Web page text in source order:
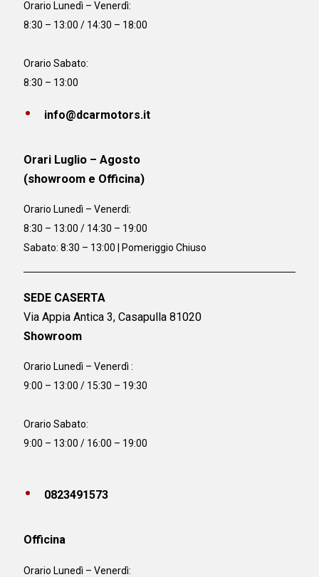
Orario Lunedì – Venerdì:
8:30 – 13:00 / 14:30 – 18:00
Orario Sabato:
8:30 – 13:00
info@dcarmotors.it
Orari Luglio – Agosto
(showroom e Officina)
Orario Lunedì – Venerdì:
8:30 – 13:00 / 14:30 – 19:00
Sabato: 8:30 – 13:00 | Pomeriggio Chiuso
SEDE CASERTA
Via Appia Antica 3, Casapulla 81020
Showroom
Orario Lunedì – Venerdì :
9:00 – 13:00 / 15:30 – 19:30
Orario Sabato:
9:00 – 13:00 / 16:00 – 19:00
0823491573
Officina
Orario Lunedì – Venerdì: